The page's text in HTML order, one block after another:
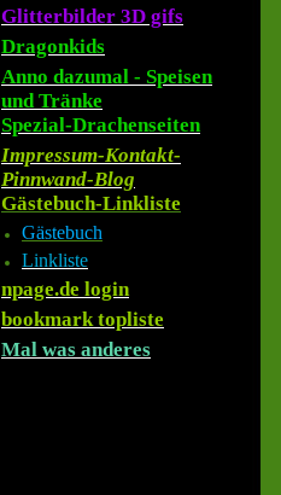
Glitterbilder 3D gifs
Dragonkids
Anno dazumal - Speisen
und Tränke
Spezial-Drachenseiten
Impressum-Kontakt-
Pinnwand-Blog
Gästebuch-Linkliste
Gästebuch
Linkliste
npage.de login
bookmark topliste
Mal was anderes